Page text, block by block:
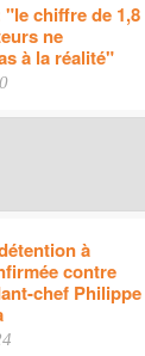
chiffre de 1,8
ne
à la réalité"
à
contre
chef Philippe